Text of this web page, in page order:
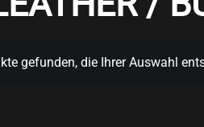
gefunden, die Ihrer Auswahl